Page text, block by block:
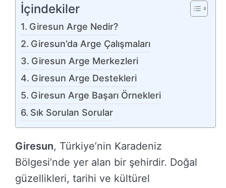
İçindekiler
Giresun Arge Nedir?
Giresun’da Arge Çalışmaları
Giresun Arge Merkezleri
Giresun Arge Destekleri
Giresun Arge Başarı Örnekleri
Sık Sorulan Sorular
Giresun, Türkiye’nin Karadeniz
Bölgesi’nde yer alan bir şehirdir. Doğal
güzellikleri, tarihi ve kültürel